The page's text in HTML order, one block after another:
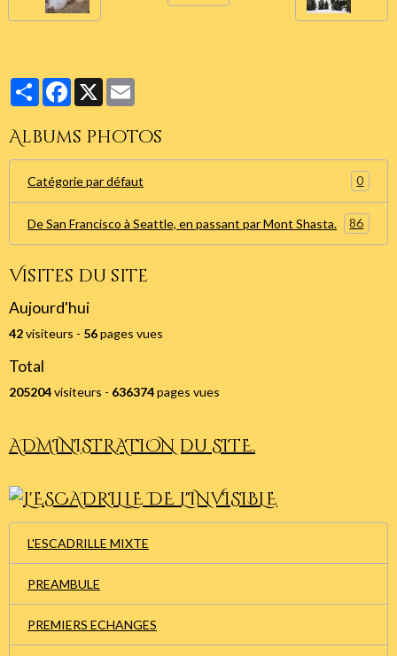
PartagerFacebook
X
Albums photos
Catégorie par défaut 0
De San Francisco à Seattle, en passant par Mont Shasta. 86
Visites du site
Aujourd'hui
42visiteurs - 56pages vues
Total
205204visiteurs - 636374pages vues
ADMINISTRATION du SITE.
L'ESCADRILLE MIXTE
PREAMBULE
PREMIERS ECHANGES